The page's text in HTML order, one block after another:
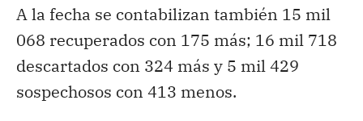
A la fecha se contabilizan también 15 mil
068 recuperados con 175 más; 16 mil 718
descartados con 324 más y 5 mil 429
sospechosos con 413 menos.